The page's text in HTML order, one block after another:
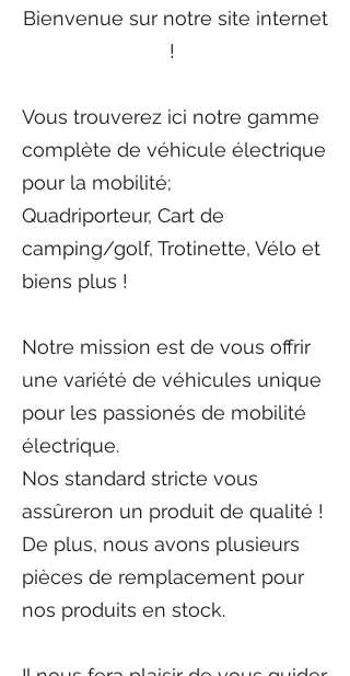
Bienvenue sur notre site internet
!
Vous trouverez ici notre gamme
complète de véhicule électrique
pour la mobilité;
Quadriporteur, Cart de
camping/golf, Trotinette, Vélo et
biens plus !
​Notre mission est de vous offrir
une variété de véhicules unique
pour les passionés de mobilité
électrique.
Nos standard stricte vous
assûreron un produit de qualité !
De plus, nous avons plusieurs
pièces de remplacement pour
nos produits en stock.